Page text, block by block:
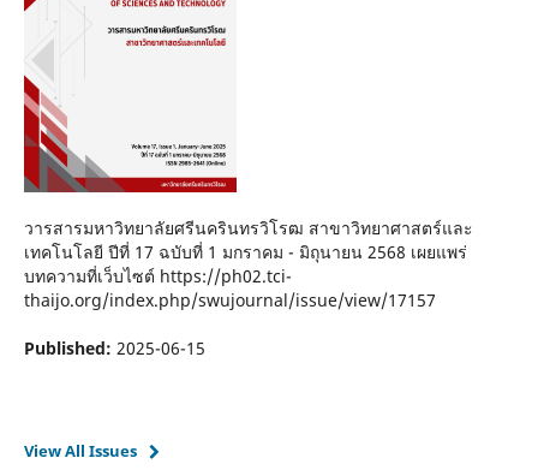
วารสารมหาวิทยาลัยศรีนครินทรวิโรฒ สาขาวิทยาศาสตร์และ
เทคโนโลยี ปีที่ 17 ฉบับที่ 1 มกราคม - มิถุนายน 2568 เผยแพร่
บทความที่เว็บไซต์ https://ph02.tci-
thaijo.org/index.php/swujournal/issue/view/17157
Published: 2025-06-15
View All Issues